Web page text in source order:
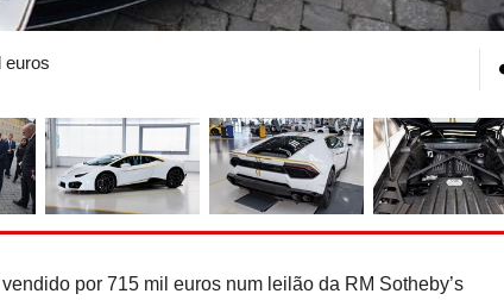
euros
por 715 mil euros num leilão da RM Sotheby’s
Recorde do Guiness:
e-Power ''rola'' 2.000